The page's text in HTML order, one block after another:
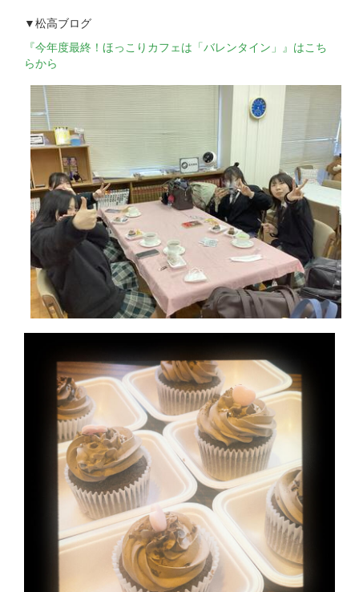
▼松高ブログ
『今年度最終！ほっこりカフェは「バレンタイン」』はこち
らから